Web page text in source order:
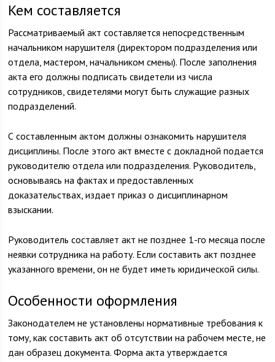
Кем составляется
Рассматриваемый акт составляется непосредственным
начальником нарушителя (директором подразделения или
отдела, мастером, начальником смены). После заполнения
акта его должны подписать свидетели из числа
сотрудников, свидетелями могут быть служащие разных
подразделений.
С составленным актом должны ознакомить нарушителя
дисциплины. После этого акт вместе с докладной подается
руководителю отдела или подразделения. Руководитель,
основываясь на фактах и предоставленных
доказательствах, издает приказ о дисциплинарном
взыскании.
Руководитель составляет акт не позднее 1-го месяца после
неявки сотрудника на работу. Если составить акт позднее
указанного времени, он не будет иметь юридической силы.
Особенности оформления
Законодателем не установлены нормативные требования к
тому, как составить акт об отсутствии на рабочем месте, не
дан образец документа. Форма акта утверждается